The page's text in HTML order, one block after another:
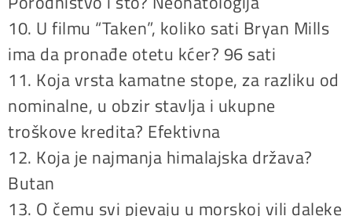
10. U filmu “Taken”, koliko sati Bryan Mills
ima da pronađe otetu kćer? 96 sati
11. Koja vrsta kamatne stope, za razliku od
nominalne, u obzir stavlja i ukupne
troškove kredita? Efektivna
12. Koja je najmanja himalajska država?
Butan
13. O čemu svi pjevaju u morskoj vili daleke